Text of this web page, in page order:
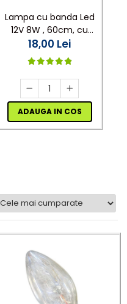
Lampa cu banda Led
12V 8W , 60cm, cu
suport aluminiu si
clesti de conectare
18,00 Lei
ADAUGA IN COS